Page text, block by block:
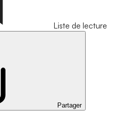
Liste de lecture
Partager